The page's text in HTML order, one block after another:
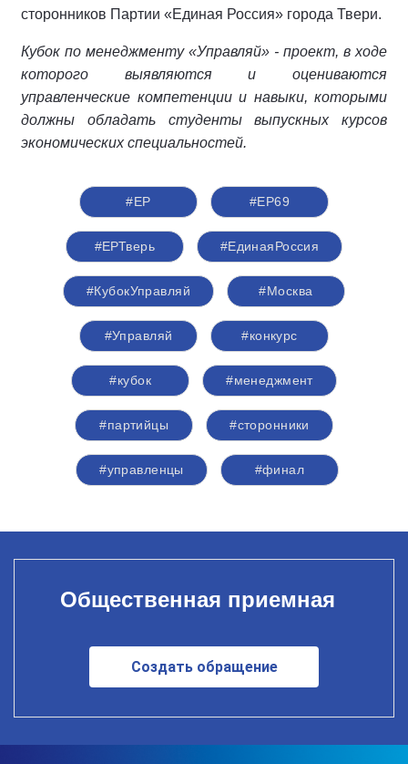
сторонников Партии «Единая Россия» города Твери.
Кубок по менеджменту «Управляй» - проект, в ходе
которого выявляются и оцениваются
управленческие компетенции и навыки, которыми
должны обладать студенты выпускных курсов
экономических специальностей.
#ЕР #ЕР69
#ЕРТверь #ЕдинаяРоссия
#КубокУправляй #Москва
#Управляй #конкурс
#кубок #менеджмент
#партийцы #сторонники
#управленцы #финал
Общественная приемная
Создать обращение